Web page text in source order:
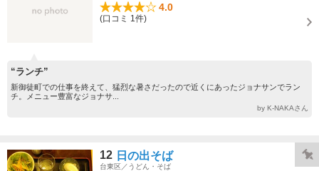
4.0
(口コミ 1件)
“ランチ”
新御徒町での仕事を終えて、猛烈な暑さだったので近くにあったジョナサンでラン
チ。メニュー豊富なジョナサ...
by K-NAKAさん
12 日の出そば
台東区／うどん・そば